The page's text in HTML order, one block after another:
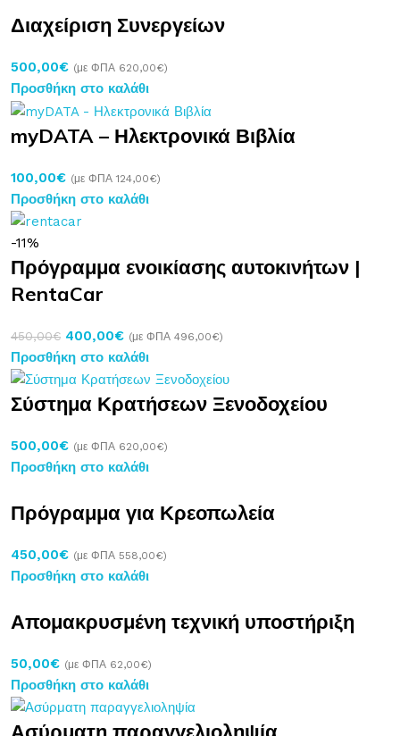
Διαχείριση Συνεργείων
500,00€ (με ΦΠΑ 620,00€)
Προσθήκη στο καλάθι
myDATA – Ηλεκτρονικά Βιβλία
100,00€ (με ΦΠΑ 124,00€)
Προσθήκη στο καλάθι
-11%
Πρόγραμμα ενοικίασης αυτοκινήτων |
RentaCar
450,00€ 400,00€ (με ΦΠΑ 496,00€)
Προσθήκη στο καλάθι
Σύστημα Κρατήσεων Ξενοδοχείου
500,00€ (με ΦΠΑ 620,00€)
Προσθήκη στο καλάθι
Πρόγραμμα για Κρεοπωλεία
450,00€ (με ΦΠΑ 558,00€)
Προσθήκη στο καλάθι
Απομακρυσμένη τεχνική υποστήριξη
50,00€ (με ΦΠΑ 62,00€)
Προσθήκη στο καλάθι